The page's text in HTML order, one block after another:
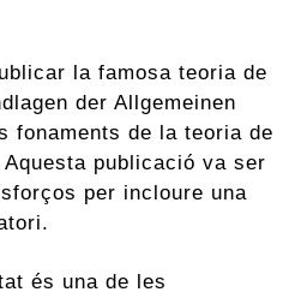
la famosa teoria de
der Allgemeinen
fonaments de la teoria de
publicació va ser
per incloure una
és una de les